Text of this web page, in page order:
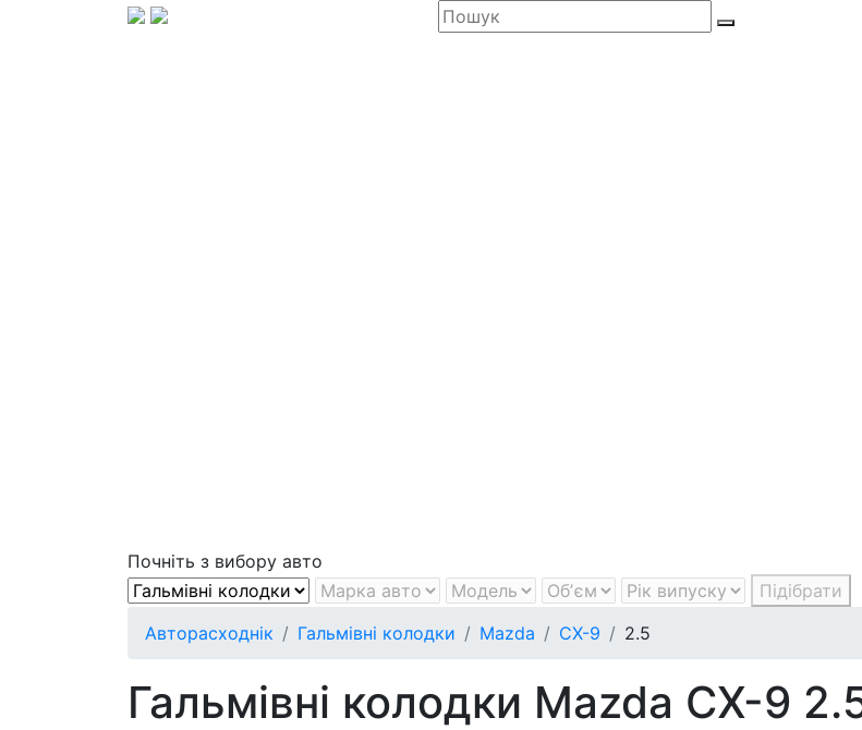
Почніть з вибору авто
Підібрати
Авторасходнік
Гальмівні колодки Mazda CX-9 2.5
Гальмівні колодки Mazda CX-9